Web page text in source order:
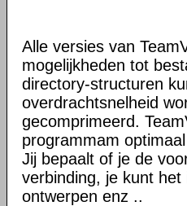
Alle versies van
mogelijkheden tot
directory-structuren
overdrachtsnelheid
gecomprimeerd.
programmam
Jij bepaalt of je de
verbinding, je kunt
ontwerpen enz ..